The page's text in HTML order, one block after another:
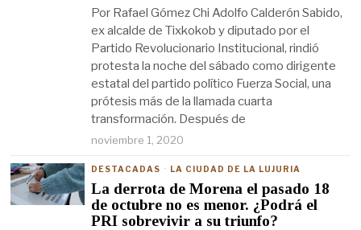
Por Rafael Gómez Chi Adolfo Calderón Sabido,
ex alcalde de Tixkokob y diputado por el
Partido Revolucionario Institucional, rindió
protesta la noche del sábado como dirigente
estatal del partido político Fuerza Social, una
prótesis más de la llamada cuarta
transformación. Después de
noviembre 1, 2020
DESTACADAS · LA CIUDAD DE LA LUJURIA
La derrota de Morena el pasado 18
de octubre no es menor. ¿Podrá el
PRI sobrevivir a su triunfo?